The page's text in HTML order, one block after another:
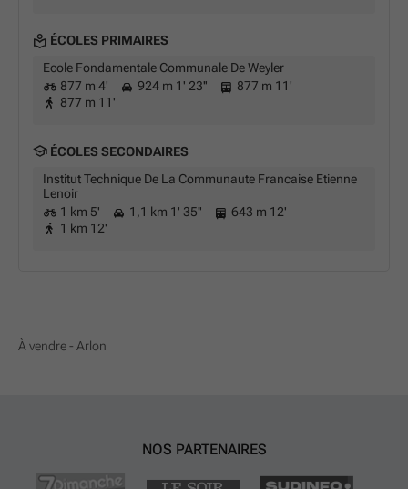
ÉCOLES PRIMAIRES
Ecole Fondamentale Communale De Weyler
877 m 4'
924 m 1' 23''
877 m 11'
877 m 11'
ÉCOLES SECONDAIRES
Institut Technique De La Communaute Francaise Etienne
Lenoir
1 km 5'
1,1 km 1' 35''
643 m 12'
1 km 12'
À vendre - Arlon
NOS PARTENAIRES